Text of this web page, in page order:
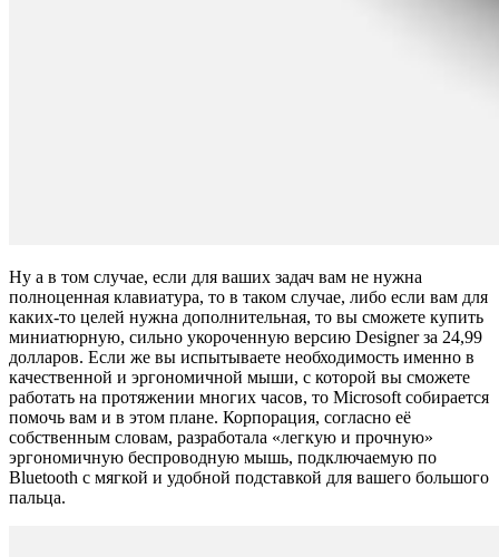
Ну а в том случае, если для ваших задач вам не нужна
полноценная клавиатура, то в таком случае, либо если вам для
каких-то целей нужна дополнительная, то вы сможете купить
миниатюрную, сильно укороченную версию Designer за 24,99
долларов. Если же вы испытываете необходимость именно в
качественной и эргономичной мыши, с которой вы сможете
работать на протяжении многих часов, то Microsoft собирается
помочь вам и в этом плане. Корпорация, согласно её
собственным словам, разработала «легкую и прочную»
эргономичную беспроводную мышь, подключаемую по
Bluetooth с мягкой и удобной подставкой для вашего большого
пальца.